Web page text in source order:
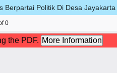
Berpartai Politik Di Desa